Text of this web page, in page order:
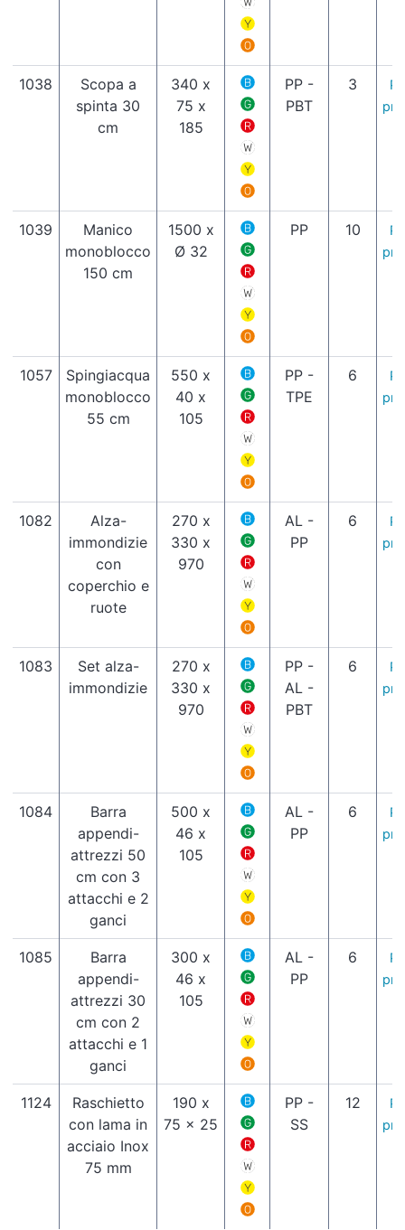
1038
Scopa a
spinta 30
cm
340 x
75 x
185
PP -
PBT
3
1039
Manico
monoblocco
150 cm
1500 x
Ø 32
PP 10
1057
Spingiacqua
monoblocco
55 cm
550 x
40 x
105
PP -
TPE
6
1082
Alza-
immondizie
con
coperchio e
ruote
270 x
330 x
970
AL -
PP
6
1083
Set alza-
immondizie
270 x
330 x
970
PP -
AL -
PBT
6
1084
Barra
appendi-
attrezzi 50
cm con 3
attacchi e 2
ganci
500 x
46 x
105
AL -
PP
6
1085
Barra
appendi-
attrezzi 30
cm con 2
attacchi e 1
ganci
300 x
46 x
105
AL -
PP
6
1124
Raschietto
con lama in
acciaio Inox
75 mm
190 x
75 x 25
PP -
SS
12